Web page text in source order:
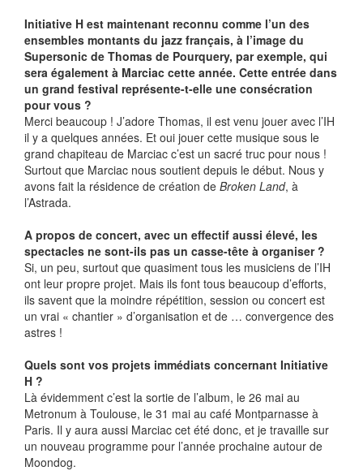
Initiative H est maintenant reconnu comme l’un des
ensembles montants du jazz français, à l’image du
Supersonic de Thomas de Pourquery, par exemple, qui
sera également à Marciac cette année. Cette entrée dans
un grand festival représente-t-elle une consécration
pour vous ?
Merci beaucoup ! J’adore Thomas, il est venu jouer avec l’IH
il y a quelques années. Et oui jouer cette musique sous le
grand chapiteau de Marciac c’est un sacré truc pour nous !
Surtout que Marciac nous soutient depuis le début. Nous y
avons fait la résidence de création de Broken Land, à
l’Astrada.
A propos de concert, avec un effectif aussi élevé, les
spectacles ne sont-ils pas un casse-tête à organiser ?
Si, un peu, surtout que quasiment tous les musiciens de l’IH
ont leur propre projet. Mais ils font tous beaucoup d’efforts,
ils savent que la moindre répétition, session ou concert est
un vrai « chantier » d’organisation et de … convergence des
astres !
Quels sont vos projets immédiats concernant Initiative
H ?
Là évidemment c’est la sortie de l’album, le 26 mai au
Metronum à Toulouse, le 31 mai au café Montparnasse à
Paris. Il y aura aussi Marciac cet été donc, et je travaille sur
un nouveau programme pour l’année prochaine autour de
Moondog.